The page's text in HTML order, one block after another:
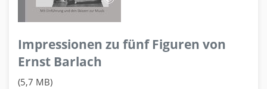
Impressionen zu fünf Figuren von
Ernst Barlach
(5,7 MB)